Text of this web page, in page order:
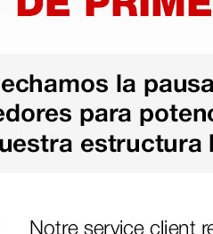
procedimientos
y una buena
adecuada en las